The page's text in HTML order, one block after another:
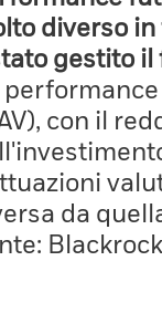
diverso
gestito il
con il
da
Blackrock